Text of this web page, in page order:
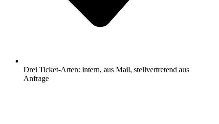
Drei Ticket-Arten: intern, aus Mail, stellvertretend aus
Anfrage